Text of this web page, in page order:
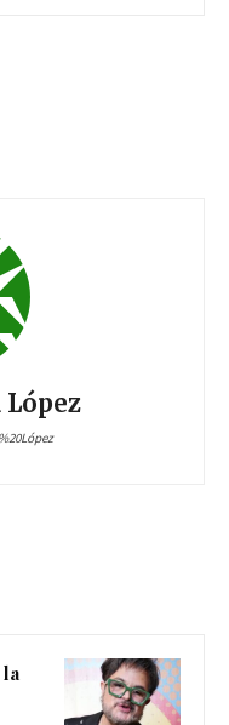
López
la